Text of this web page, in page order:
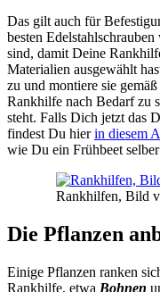
Das gilt auch für
besten
sind, damit Deine
Materialien ausgewählt
zu und montiere sie
Rankhilfe nach Bedarf zu
steht. Falls Dich jetzt das
findest Du hierin diesem
wie Du ein Frühbeet
Rankhilfen, Bild
Die Pflanzen
Einige Pflanzen ranken
Rankhilfe, etwa Bohnen